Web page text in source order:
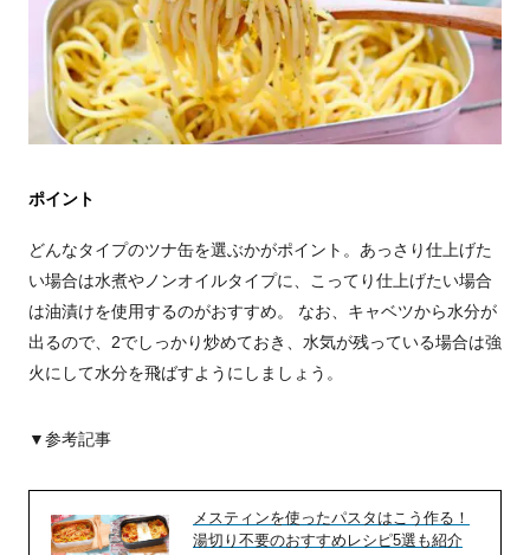
ポイント
どんなタイプのツナ缶を選ぶかがポイント。あっさり仕上げた
い場合は水煮やノンオイルタイプに、こってり仕上げたい場合
は油漬けを使用するのがおすすめ。 なお、キャベツから水分が
出るので、2でしっかり炒めておき、水気が残っている場合は強
火にして水分を飛ばすようにしましょう。
▼参考記事
メスティンを使ったパスタはこう作る！
湯切り不要のおすすめレシピ5選も紹介